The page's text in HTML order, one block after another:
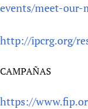
events/meet-our-
http://ipcrg.org/
CAMPAÑAS
https://